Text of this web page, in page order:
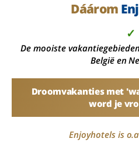
Dáárom
✓
De mooiste
België en
Droomvakanties met
word je
Enjoyhotels is